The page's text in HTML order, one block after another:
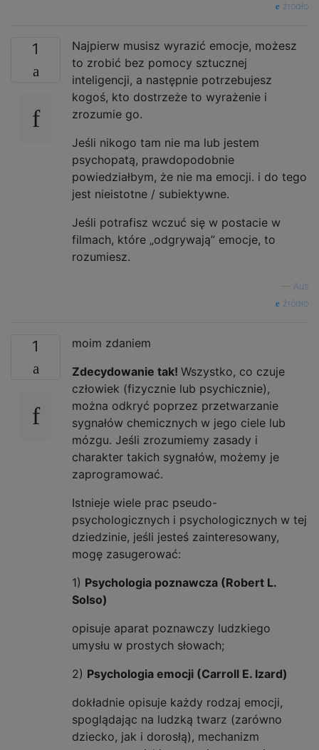
źródło
1
Najpierw musisz wyrazić emocje, możesz
to zrobić bez pomocy sztucznej
inteligencji, a następnie potrzebujesz
kogoś, kto dostrzeże to wyrażenie i
zrozumie go.
Jeśli nikogo tam nie ma lub jestem
psychopatą, prawdopodobnie
powiedziałbym, że nie ma emocji. i do tego
jest nieistotne / subiektywne.
Jeśli potrafisz wczuć się w postacie w
filmach, które „odgrywają” emocje, to
rozumiesz.
Aus
źródło
1
moim zdaniem
Zdecydowanie tak! Wszystko, co czuje
człowiek (fizycznie lub psychicznie),
można odkryć poprzez przetwarzanie
sygnałów chemicznych w jego ciele lub
mózgu. Jeśli zrozumiemy zasady i
charakter takich sygnałów, możemy je
zaprogramować.
Istnieje wiele prac pseudo-
psychologicznych i psychologicznych w tej
dziedzinie, jeśli jesteś zainteresowany,
mogę zasugerować:
1) Psychologia poznawcza (Robert L.
Solso)
opisuje aparat poznawczy ludzkiego
umysłu w prostych słowach;
2) Psychologia emocji (Carroll E. Izard)
dokładnie opisuje każdy rodzaj emocji,
spoglądając na ludzką twarz (zarówno
dziecko, jak i dorosłą), mechanizm